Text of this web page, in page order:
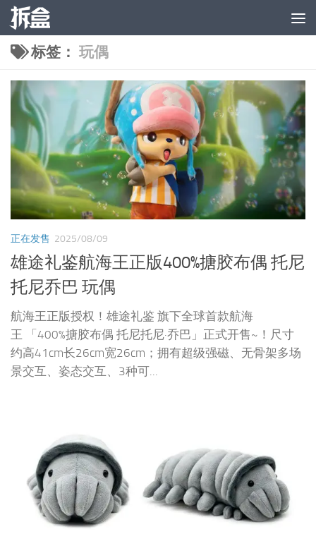
跳至内容
标签： 玩偶
正在发售 2025/08/09
雄途礼鉴航海王正版400%搪胶布偶 托尼
托尼乔巴 玩偶
航海王正版授权！雄途礼鉴 旗下全球首款航海
王 「400%搪胶布偶 托尼托尼·乔巴」正式开售~！尺寸
约高41cm长26cm宽26cm；拥有超级强磁、无骨架多场
景交互、姿态交互、3种可...